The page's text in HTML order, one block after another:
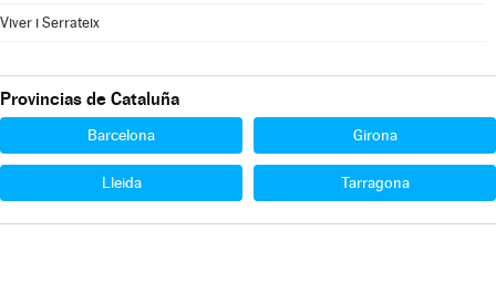
Viver i Serrateix
Provincias de Cataluña
Barcelona Girona
Lleida Tarragona